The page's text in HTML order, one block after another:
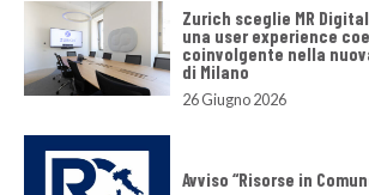
Zurich sceglie MR
una user experience
coinvolgente nella
di Milano
26 Giugno 2026
Avviso “Risorse in